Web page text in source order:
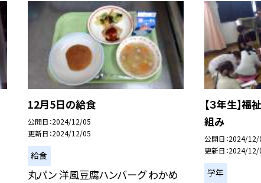
12月5日の給食
公開日 2024/12/05
更新日 2024/12/05
給食
丸パン 洋風豆腐ハンバーグ わかめ
【３年生】
組み
公開日 2024/12/
更新日 2024/12/
学年